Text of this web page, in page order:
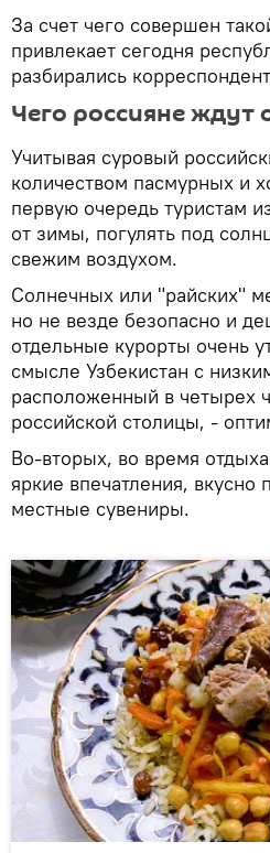
За счет чего совершен
привлекает сегодня
разбирались
Чего россияне ждут
Учитывая суровый
количеством пасмурных и
первую очередь туристам
от зимы, погулять под
свежим воздухом.
Солнечных или "райских"
но не везде безопасно и
отдельные курорты очень
смысле Узбекистан с
расположенный в четырех
российской столицы, -
Во-вторых, во время
яркие впечатления, вкусно
местные сувениры.